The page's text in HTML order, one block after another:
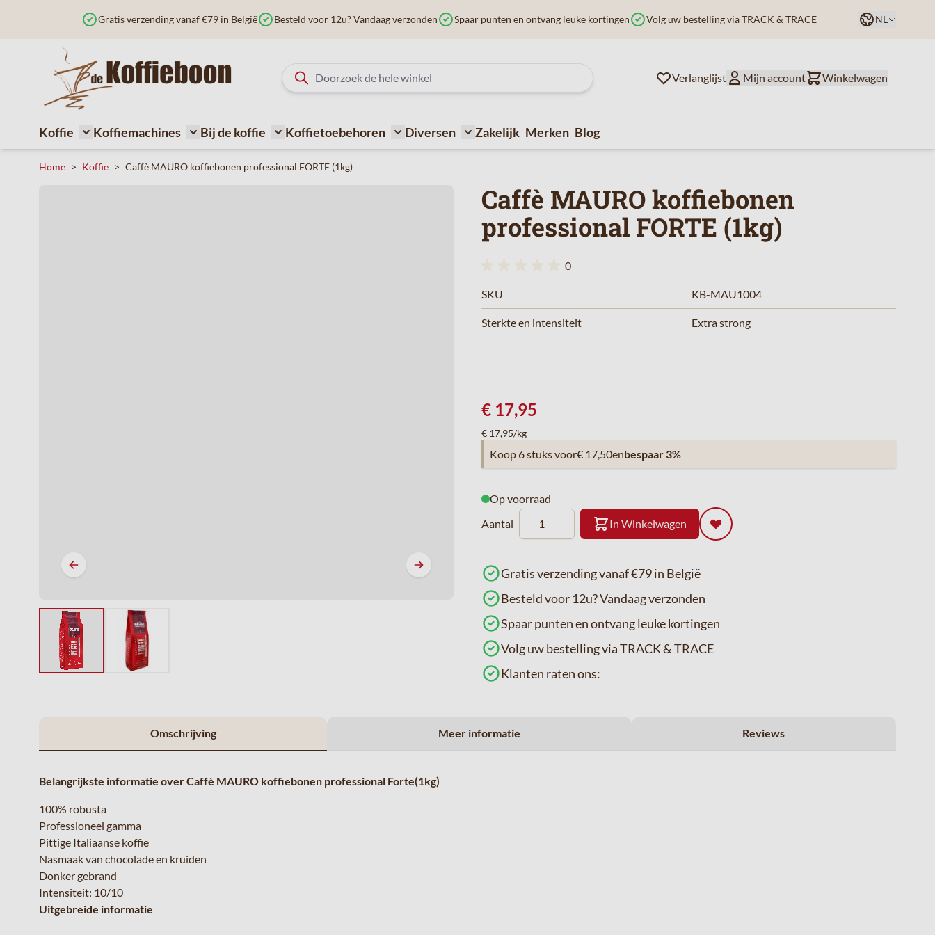
Gratis verzending vanaf €79 in België Besteld voor 12u? Vandaag verzonden Spaar punten en ontvang leuke kortingen Volg uw bestelling via TRACK & TRACE TaalNL
Verlanglijst Mijn account Winkelwagen
Koffie
Toggle submenu for Koffie
Koffiemachines
Toggle submenu for Koffiemachines
Bij de koffie
Toggle submenu for Bij de koffie
Koffietoebehoren
Toggle submenu for Koffietoebehoren
Diversen
Toggle submenu for Diversen
Zakelijk Merken Blog
Home > Koffie > Caffè MAURO koffiebonen professional FORTE (1kg)
Caffè MAURO koffiebonen
professional FORTE (1kg)
0
SKU KB-MAU1004
Sterkte en intensiteit Extra strong
€ 17,95
€ 17,95/kg
Koop 6 stuks voor€ 17,50enbespaar 3%
Op voorraad
Aantal
In Winkelwagen
Gratis verzending vanaf €79 in België
Besteld voor 12u? Vandaag verzonden
Spaar punten en ontvang leuke kortingen
Volg uw bestelling via TRACK & TRACE
Klanten raten ons:
Omschrijving Meer informatie Reviews
Belangrijkste informatie over Caffè MAURO koffiebonen professional Forte(1kg)
100% robusta
Professioneel gamma
Pittige Italiaanse koffie
Nasmaak van chocolade en kruiden
Donker gebrand
Intensiteit: 10/10
Uitgebreide informatie